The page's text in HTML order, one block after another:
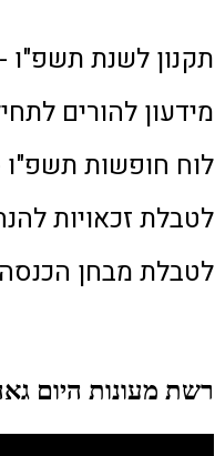
תקנון לשנת תשפ"ו
מידעון להורים
לוח חופשות
לטבלת זכאויות להנחות
לטבלת מבחן
רשת מעונות היום